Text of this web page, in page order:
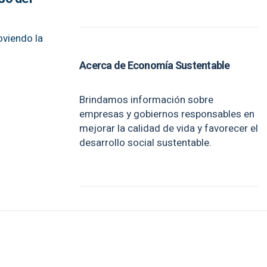
la
Acerca de Economía Sustentable
Brindamos información sobre
empresas y gobiernos responsables en
mejorar la calidad de vida y favorecer el
desarrollo social sustentable.